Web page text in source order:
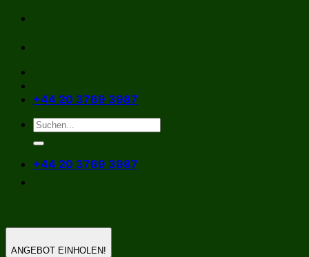
Zum
springen
+44 20 3769 3987
+44 20 3769 3987
ANGEBOT EINHOLEN!